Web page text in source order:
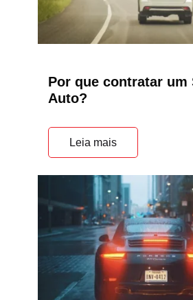
Por que contratar um
Auto?
Leia mais